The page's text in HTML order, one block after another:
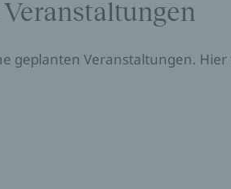
geplanten Veranstaltungen.